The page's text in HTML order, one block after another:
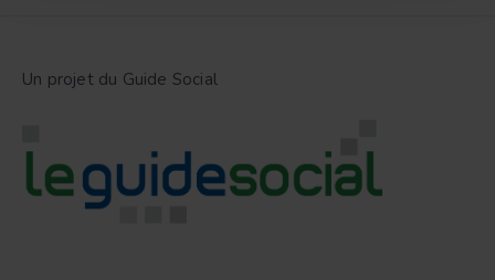
Un projet du Guide Social